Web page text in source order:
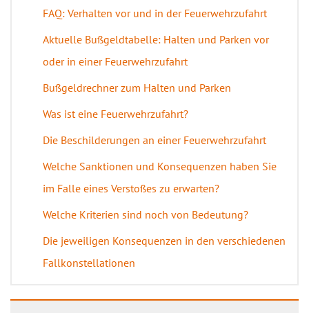
FAQ: Verhalten vor und in der Feuerwehrzufahrt
Aktuelle Bußgeldtabelle: Halten und Parken vor
oder in einer Feuerwehrzufahrt
Bußgeldrechner zum Halten und Parken
Was ist eine Feuerwehrzufahrt?
Die Beschilderungen an einer Feuerwehrzufahrt
Welche Sanktionen und Konsequenzen haben Sie
im Falle eines Verstoßes zu erwarten?
Welche Kriterien sind noch von Bedeutung?
Die jeweiligen Konsequenzen in den verschiedenen
Fallkonstellationen